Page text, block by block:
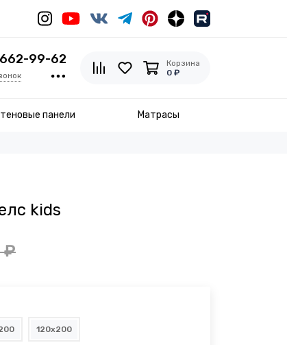
99-62
Корзина
0 ₽
панели Матрасы
kids
₽
120x200